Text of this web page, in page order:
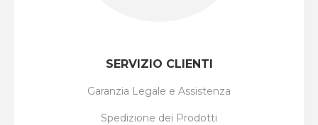
SERVIZIO CLIENTI
Garanzia Legale e Assistenza
Spedizione dei Prodotti